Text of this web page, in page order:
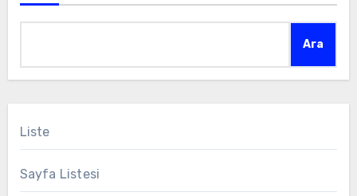
Ara
Liste
Sayfa Listesi